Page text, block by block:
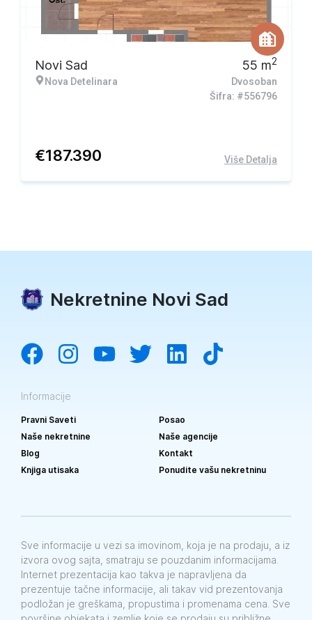
Novi Sad
Nova Detelinara
55 m2
Dvosoban
Šifra: #556796
€187.390 Više Detalja
Nekretnine Novi Sad
Informacije
Pravni Saveti
Posao
Naše nekretnine
Naše agencije
Blog
Kontakt
Knjiga utisaka
Ponudite vašu nekretninu
Sve informacije u vezi sa imovinom, koja je na prodaju, a iz
izvora ovog sajta, smatraju se pouzdanim informacijama.
Internet prezentacija kao takva je napravljena da
prezentuje tačne informacije, ali takav vid prezentovanja
podložan je greškama, propustima i promenama cena. Sve